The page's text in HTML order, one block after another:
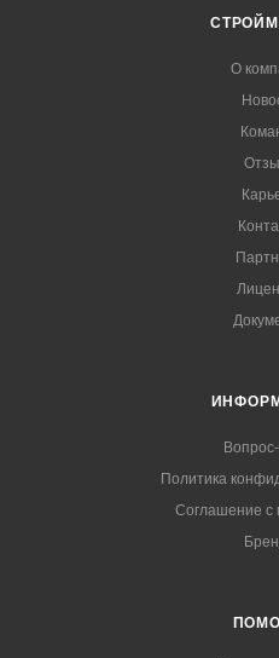
О
Политика
Соглашение с